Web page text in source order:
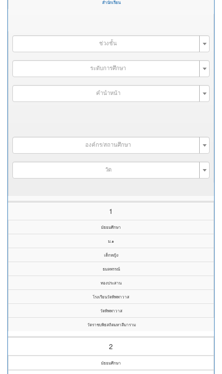
สำนักเรียน
ช่วงชั้น
ระดับการศึกษา
คำนำหน้า
องค์กร/สถานศึกษา
วัด
1
มัธยมศึกษา
ม.๑
เด็กหญิง
ธมลพรรณ์
ทองประสาน
โรงเรียนวัดทิพพาวาส
วัดทิพพาวาส
วัดราชบพิธสถิตมหาสีมาราม
2
มัธยมศึกษา